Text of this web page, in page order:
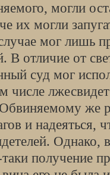
могли
их могли
мог лишь
В отличие от
суд мог
числе
же
и надеяться,
Однако,
получение